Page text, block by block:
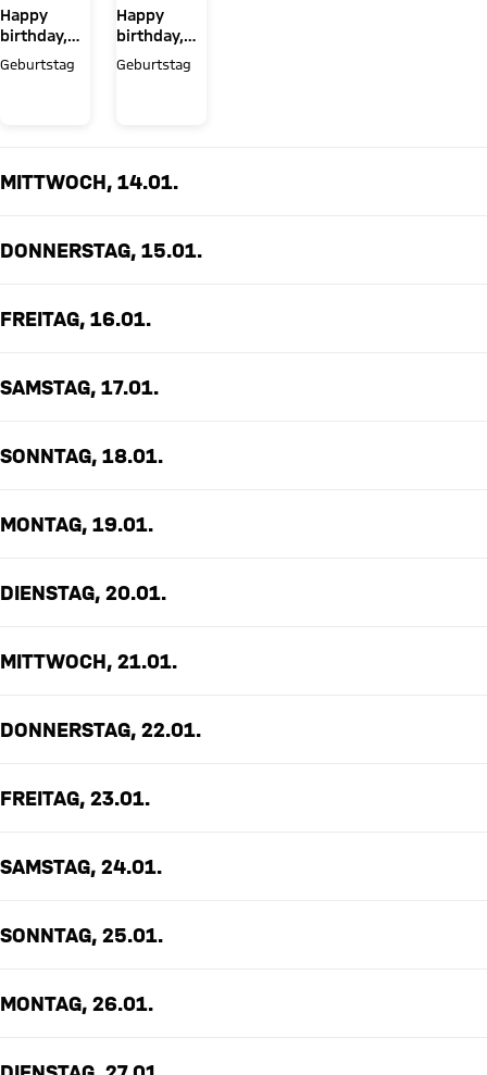
Happy
birthday,
Walter
Geburtstag
Happy
birthday,
Luis Díaz!
Geburtstag
MITTWOCH, 14.01.
DONNERSTAG, 15.01.
FREITAG, 16.01.
SAMSTAG, 17.01.
SONNTAG, 18.01.
MONTAG, 19.01.
DIENSTAG, 20.01.
MITTWOCH, 21.01.
DONNERSTAG, 22.01.
FREITAG, 23.01.
SAMSTAG, 24.01.
SONNTAG, 25.01.
MONTAG, 26.01.